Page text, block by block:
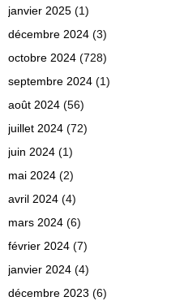
janvier 2025 (1)
décembre 2024 (3)
octobre 2024 (728)
septembre 2024 (1)
août 2024 (56)
juillet 2024 (72)
juin 2024 (1)
mai 2024 (2)
avril 2024 (4)
mars 2024 (6)
février 2024 (7)
janvier 2024 (4)
décembre 2023 (6)